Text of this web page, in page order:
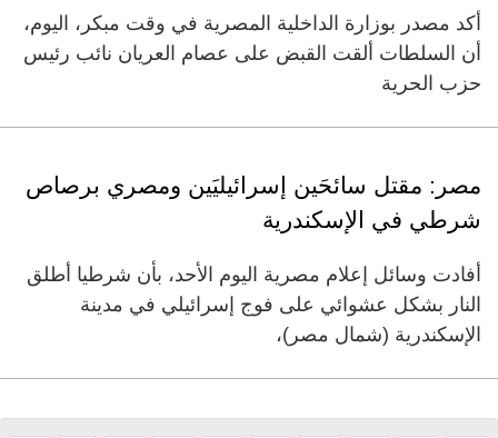
أكد مصدر بوزارة الداخلية المصرية في وقت مبكر، اليوم،
أن السلطات ألقت القبض على عصام العريان نائب رئيس
حزب الحرية
مصر: مقتل سائحَين إسرائيليَين ومصري برصاص
شرطي في الإسكندرية
أفادت وسائل إعلام مصرية اليوم الأحد، بأن شرطيا أطلق
النار بشكل عشوائي على فوج إسرائيلي في مدينة
الإسكندرية (شمال مصر)،